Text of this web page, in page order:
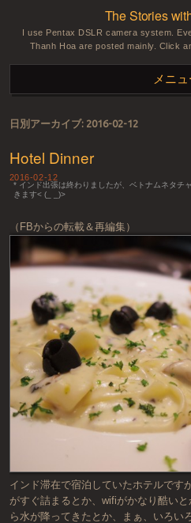
The Stories
I use Pentax DSLR camera system.
Thanh Hoa are posted mainly. Click
メニュ
コンテンツへスキップ
日別アーカイブ: 2016-02-12
Hotel Dinner
2016-02-12
* インド出張は終わりましたが、ベトナムネタチ
きます< (_ _)>
（FBからの転載＆再編集）
インド滞在で宿泊していたホテルです
がすぐ詰まるとか、wifiがかなり酷い
ら水が降ってきたとか、まぁ、いろい